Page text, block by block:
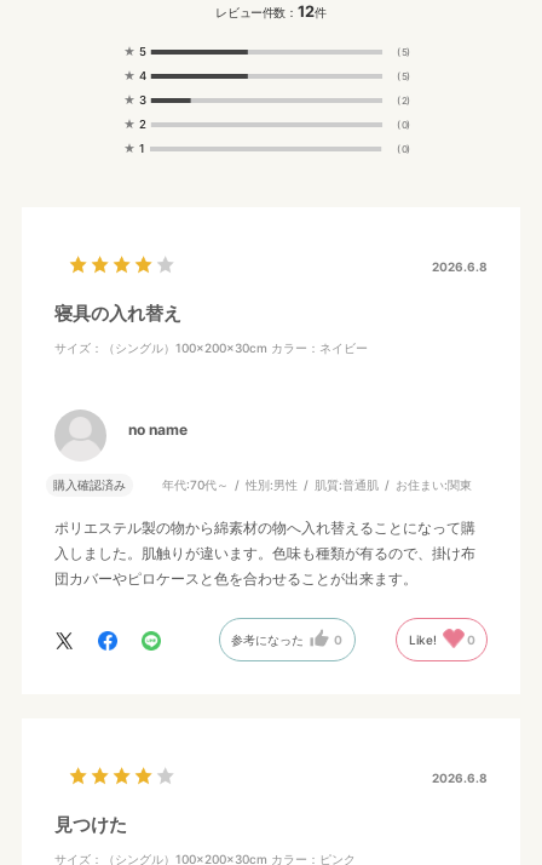
レビュー件数： 12件
★ 5 (5)
★ 4 (5)
★ 3 (2)
★ 2 (0)
★ 1 (0)
2026.6.8
寝具の入れ替え
サイズ：（シングル）100×200×30cm カラー：ネイビー
no name
購入確認済み 年代:70代～ 性別:男性 肌質:普通肌 お住まい:関東
ポリエステル製の物から綿素材の物へ入れ替えることになって購
入しました。肌触りが違います。色味も種類が有るので、掛け布
団カバーやピロケースと色を合わせることが出来ます。
参考になった 0 Like! 0
2026.6.8
見つけた
サイズ：（シングル）100×200×30cm カラー：ピンク